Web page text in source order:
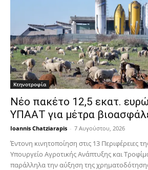
Κτηνοτροφία
Νέο πακέτο 12,5 εκατ.
ΥΠΑΑΤ για μέτρα
Ioannis Chatziarapis - 7 Αυγούστου, 2026
Έντονη κινητοποίηση στις 13 Περιφέρειες
Υπουργείο Αγροτικής Ανάπτυξης και
παράλληλα την αύξηση της